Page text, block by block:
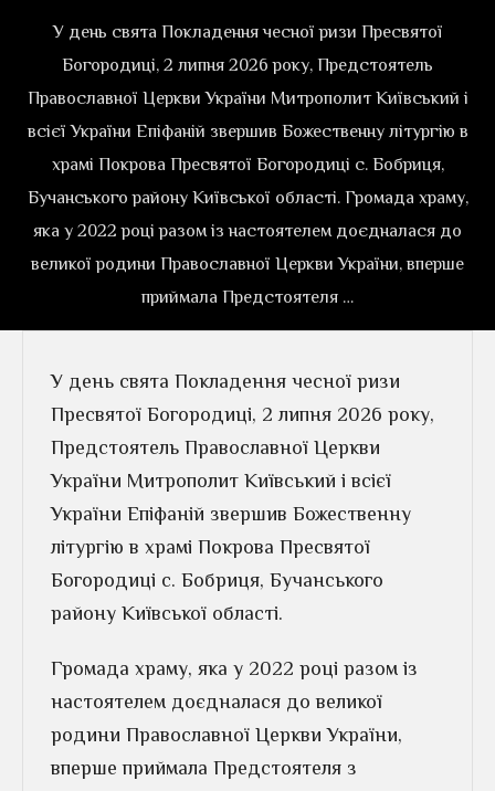
У день свята Покладення чесної ризи Пресвятої
Богородиці, 2 липня 2026 року, Предстоятель
Православної Церкви України Митрополит Київський і
всієї України Епіфаній звершив Божественну літургію в
храмі Покрова Пресвятої Богородиці с. Бобриця,
Бучанського району Київської області. Громада храму,
яка у 2022 році разом із настоятелем доєдналася до
великої родини Православної Церкви України, вперше
приймала Предстоятеля …
У день свята Покладення чесної ризи
Пресвятої Богородиці, 2 липня 2026 року,
Предстоятель Православної Церкви
України Митрополит Київський і всієї
України Епіфаній звершив Божественну
літургію в храмі Покрова Пресвятої
Богородиці с. Бобриця, Бучанського
району Київської області.
Громада храму, яка у 2022 році разом із
настоятелем доєдналася до великої
родини Православної Церкви України,
вперше приймала Предстоятеля з